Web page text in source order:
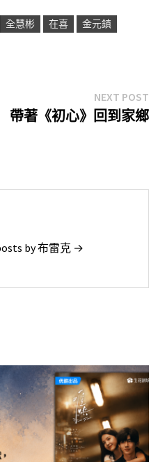
全慧彬 在喜
金元鎮
NEXT POST
帶著《初心》回到家鄉
by 布雷克 →